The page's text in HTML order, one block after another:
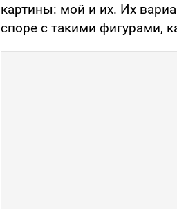
картины: мой и их. Их
споре с такими фигурами,